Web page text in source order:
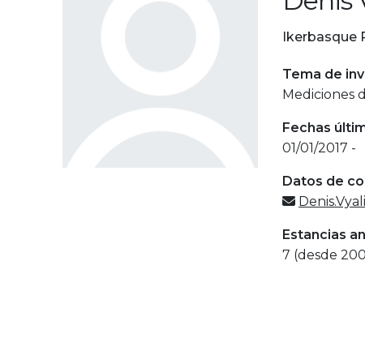
Ikerbasque
Tema de
Mediciones
Fechas
01/01/2017 -
Datos de
Estancias
7 (desde